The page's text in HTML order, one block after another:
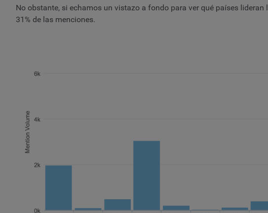
No obstante, si echamos un vistazo a fondo para ver qué países
31% de las menciones.